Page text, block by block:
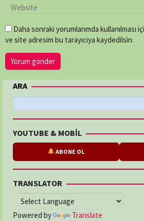
Daha sonraki yorumlarımda kullanılması
ve site adresim bu tarayıcıya kaydedilsin.
ARA
YOUTUBE & MOBİL
ABONE OL
TRANSLATOR
Powered by Translate